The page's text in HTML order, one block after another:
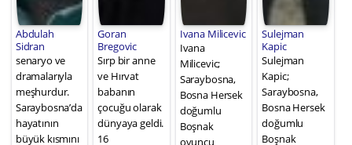
Abdulah
Sidran
senaryo ve
dramalarıyla
meşhurdur.
Saraybosna’da
hayatının
büyük kısmını
Goran
Bregovic
Sırp bir anne
ve Hırvat
babanın
çocuğu olarak
dünyaya geldi.
16
Ivana Milicevic
Ivana
Milicevic;
Saraybosna,
Bosna Hersek
doğumlu
Boşnak
oyuncu
Sulejman
Kapic
Sulejman
Kapic;
Saraybosna,
Bosna Hersek
doğumlu
Boşnak